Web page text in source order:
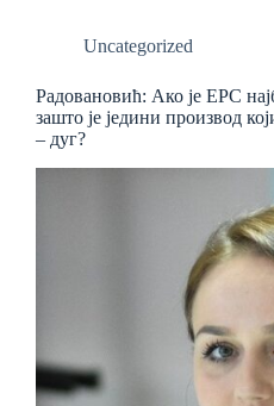
Uncategorized
Радовановић: Ако је ЕРС
зашто је једини производ
– дуг?